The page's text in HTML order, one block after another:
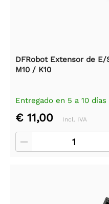
DFRobot Extensor de
M10 / K10
Entregado en 5 a 10 días
€ 11,00 Incl. IVA